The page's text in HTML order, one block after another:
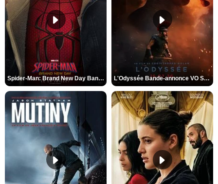
Spider-Man: Brand New Day Bande-annonce VO STFR L'Odyssée Bande-annonce VO STFR